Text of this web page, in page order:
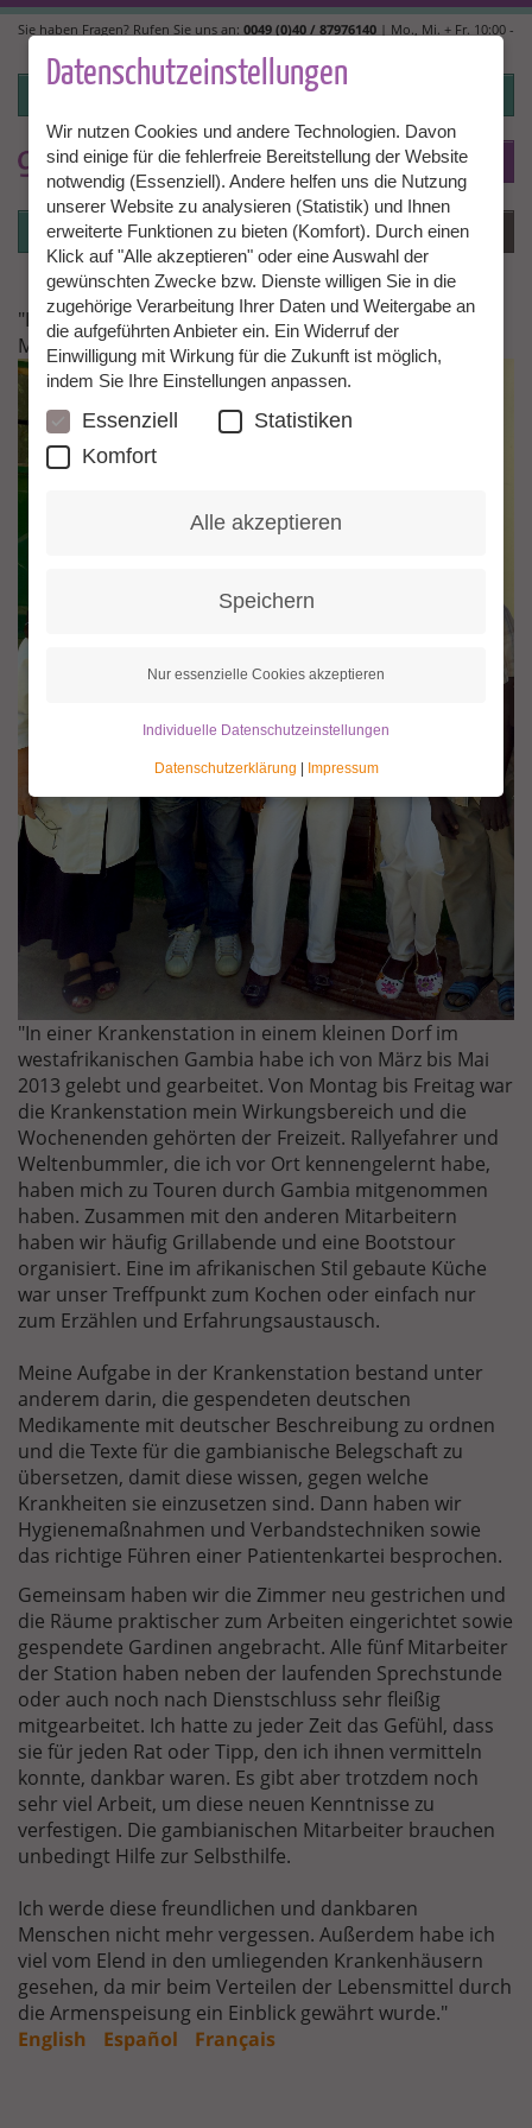
Direkt
zum
Inhalt
Sie haben Fragen? Rufen Sie uns an: 0049 (0)40 / 87976140 | Mo., Mi. + Fr. 10:00 -
DE
Login Menü
"Ich werde diese freundlichen und dankbaren
Menschen nicht mehr vergessen"
"In einer Krankenstation in einem kleinen Dorf im
westafrikanischen Gambia habe ich von März bis Mai
2013 gelebt und gearbeitet. Von Montag bis Freitag war
die Krankenstation mein Wirkungsbereich und die
Wochenenden gehörten der Freizeit. Rallyefahrer und
Weltenbummler, die ich vor Ort kennengelernt habe,
haben mich zu Touren durch Gambia mitgenommen
haben. Zusammen mit den anderen Mitarbeitern
haben wir häufig Grillabende und eine Bootstour
organisiert. Eine im afrikanischen Stil gebaute Küche
war unser Treffpunkt zum Kochen oder einfach nur
zum Erzählen und Erfahrungsaustausch.
Meine Aufgabe in der Krankenstation bestand unter
anderem darin, die gespendeten deutschen
Medikamente mit deutscher Beschreibung zu ordnen
und die Texte für die gambianische Belegschaft zu
übersetzen, damit diese wissen, gegen welche
Krankheiten sie einzusetzen sind. Dann haben wir
Hygienemaßnahmen und Verbandstechniken sowie
das richtige Führen einer Patientenkartei besprochen.
Gemeinsam haben wir die Zimmer neu gestrichen und
die Räume praktischer zum Arbeiten eingerichtet sowie
gespendete Gardinen angebracht. Alle fünf Mitarbeiter
der Station haben neben der laufenden Sprechstunde
oder auch noch nach Dienstschluss sehr fleißig
mitgearbeitet. Ich hatte zu jeder Zeit das Gefühl, dass
sie für jeden Rat oder Tipp, den ich ihnen vermitteln
konnte, dankbar waren. Es gibt aber trotzdem noch
sehr viel Arbeit, um diese neuen Kenntnisse zu
verfestigen. Die gambianischen Mitarbeiter brauchen
unbedingt Hilfe zur Selbsthilfe.
Ich werde diese freundlichen und dankbaren
Menschen nicht mehr vergessen. Außerdem habe ich
viel vom Elend in den umliegenden Krankenhäusern
gesehen, da mir beim Verteilen der Lebensmittel durch
die Armenspeisung ein Einblick gewährt wurde."
English
Español Français
Datenschutzeinstellungen
Wir nutzen Cookies und andere Technologien. Davon
sind einige für die fehlerfreie Bereitstellung der Website
notwendig (Essenziell). Andere helfen uns die Nutzung
unserer Website zu analysieren (Statistik) und Ihnen
erweiterte Funktionen zu bieten (Komfort). Durch einen
Klick auf "Alle akzeptieren" oder eine Auswahl der
gewünschten Zwecke bzw. Dienste willigen Sie in die
zugehörige Verarbeitung Ihrer Daten und Weitergabe an
die aufgeführten Anbieter ein. Ein Widerruf der
Einwilligung mit Wirkung für die Zukunft ist möglich,
indem Sie Ihre Einstellungen anpassen.
Essenziell
Statistiken
Komfort
Alle akzeptieren
Speichern
Nur essenzielle Cookies akzeptieren
Individuelle Datenschutzeinstellungen
Datenschutzerklärung Impressum